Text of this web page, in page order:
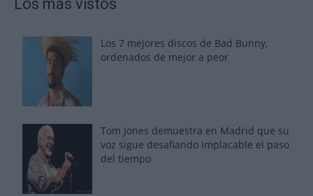
Los más vistos
Los 7 mejores discos de Bad Bunny,
ordenados de mejor a peor
Tom Jones demuestra en Madrid que su
voz sigue desafiando implacable el paso
del tiempo